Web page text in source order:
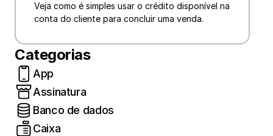
Veja como é simples usar o crédito disponível na
conta do cliente para concluir uma venda.
Categorias
App
Assinatura
Banco de dados
Caixa